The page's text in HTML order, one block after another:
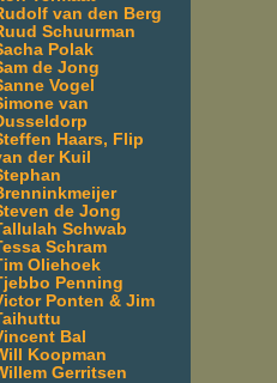
van den Berg
Schuurman
Polak
de Jong
Vogel
van
Haars, Flip
der Kuil
de Jong
Schwab
Schram
Oliehoek
Penning
Ponten & Jim
Bal
Koopman
Gerritsen